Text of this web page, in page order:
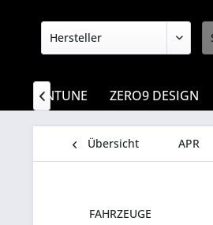
MOUNTUNE ZERO9 DESIGN

Übersicht APR
FAHRZEUGE